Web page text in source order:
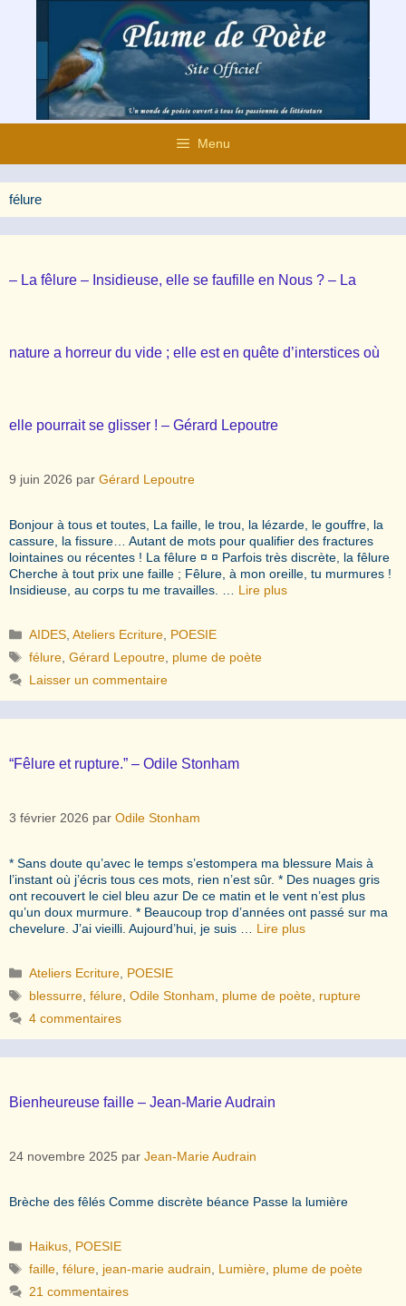
contenu
Menu
félure
– La fêlure – Insidieuse, elle se faufille en Nous ? – La
nature a horreur du vide ; elle est en quête d’interstices où
elle pourrait se glisser ! – Gérard Lepoutre
9 juin 2026 par Gérard Lepoutre
Bonjour à tous et toutes, La faille, le trou, la lézarde, le gouffre, la
cassure, la fissure… Autant de mots pour qualifier des fractures
lointaines ou récentes ! La fêlure ¤ ¤ Parfois très discrète, la fêlure
Cherche à tout prix une faille ; Fêlure, à mon oreille, tu murmures !
Insidieuse, au corps tu me travailles. … Lire plus
Catégories
AIDES ,Ateliers Ecriture POESIE
Étiquettes
félure ,Gérard Lepoutre plume de poète
Laisser un commentaire
“Fêlure et rupture.” – Odile Stonham
3 février 2026 par Odile Stonham
* Sans doute qu’avec le temps s’estompera ma blessure Mais à
l’instant où j’écris tous ces mots, rien n’est sûr. * Des nuages gris
ont recouvert le ciel bleu azur De ce matin et le vent n’est plus
qu’un doux murmure. * Beaucoup trop d’années ont passé sur ma
chevelure. J’ai vieilli. Aujourd’hui, je suis … Lire plus
Catégories
Ateliers Ecriture POESIE
Étiquettes
blessurre ,félure ,Odile Stonham plume de poète rupture
4 commentaires
Bienheureuse faille – Jean-Marie Audrain
24 novembre 2025 par Jean-Marie Audrain
Brèche des fêlés Comme discrète béance Passe la lumière
Catégories
Haikus POESIE
Étiquettes
faille ,félure jean-marie audrain Lumière plume de poète
21 commentaires